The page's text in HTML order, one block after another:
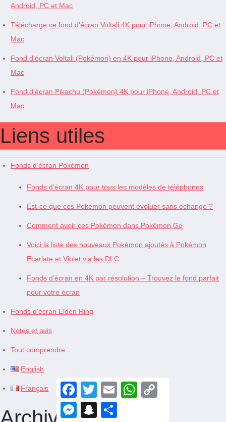
Android, PC et Mac
Télécharge ce fond d’écran Voltali 4K pour iPhone, Android, PC et
Mac
Fond d’écran Voltali (Pokémon) en 4K pour iPhone, Android, PC et
Mac
Fond d’écran Pikachu (Pokémon) 4K pour iPhone, Android, PC et
Mac
Liens utiles
Fonds d’écran Pokémon
Fonds d’écran 4K pour tous les modèles de téléphones
Est-ce que ces Pokémon peuvent évoluer sans échange ?
Comment avoir ces Pokémon dans Pokémon Go
Voici la liste des nouveaux Pokémon ajoutés à Pokémon
Ecarlate et Violet via les DLC
Fonds d’écran en 4K par résolution – Trouvez le fond parfait
pour votre écran
Fonds d’écran Elden Ring
Notes et avis
Tout comprendre
English
Français
F
T
E
W
M
S